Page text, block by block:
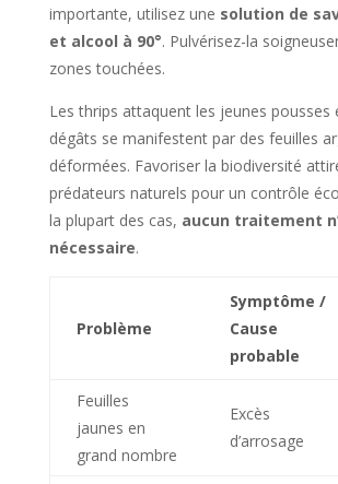
importante, utilisez une solution de
et alcool à 90°. Pulvérisez-la
zones touchées.
Les thrips attaquent les jeunes pousses
dégâts se manifestent par des feuilles
déformées. Favoriser la biodiversité
prédateurs naturels pour un contrôle
la plupart des cas, aucun traitement
nécessaire.
Problème
Symptôme /
Cause
probable
Feuilles
jaunes en
grand nombre
Excès
d’arrosage